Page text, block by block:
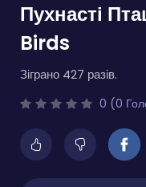
Пухнасті
Birds
Зіграно 427 разів.
0 (0